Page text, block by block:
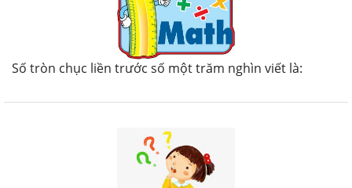
Số tròn chục liền trước số một trăm nghìn viết là: